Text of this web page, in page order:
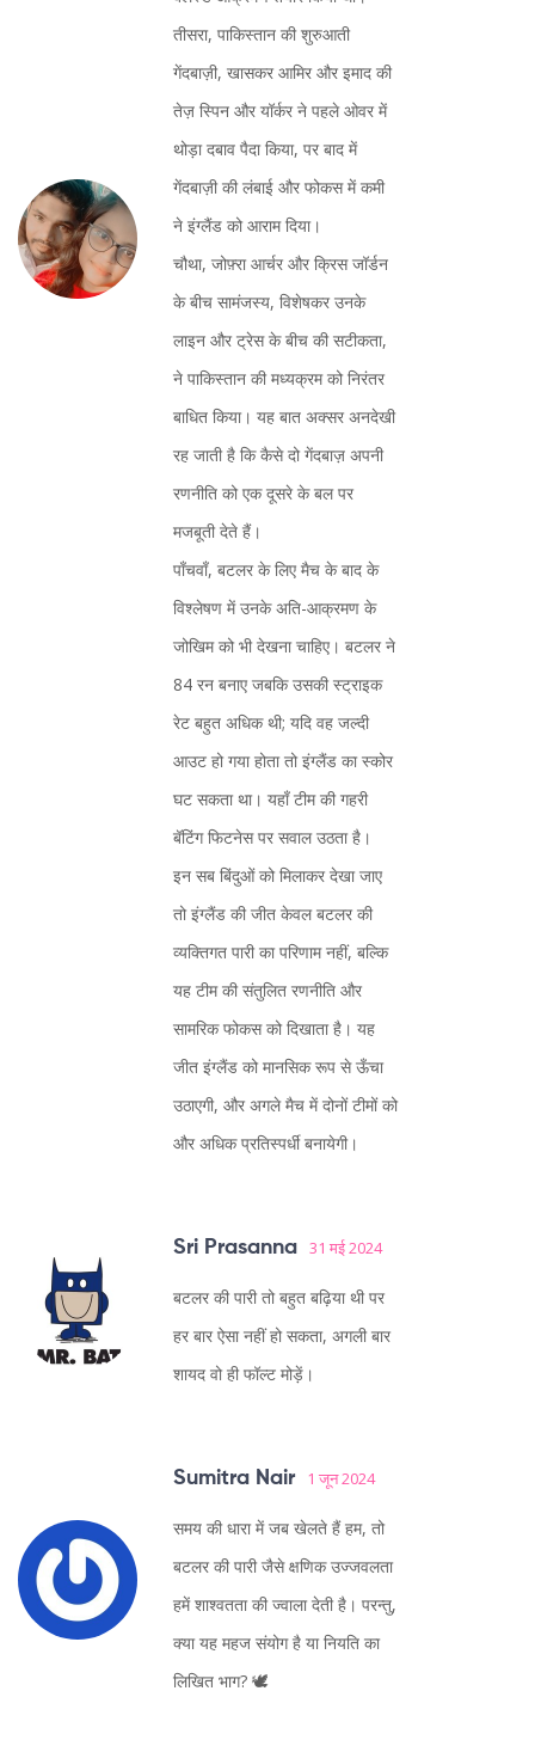
तीसरा, पाकिस्तान की शुरुआती
गेंदबाज़ी, खासकर आमिर और इमाद की
तेज़ स्पिन और यॉर्कर ने पहले ओवर में
थोड़ा दबाव पैदा किया, पर बाद में
गेंदबाज़ी की लंबाई और फोकस में कमी
ने इंग्लैंड को आराम दिया।
चौथा, जोफ़्रा आर्चर और क्रिस जॉर्डन
के बीच सामंजस्य, विशेषकर उनके
लाइन और ट्रेस के बीच की सटीकता,
ने पाकिस्तान की मध्यक्रम को निरंतर
बाधित किया। यह बात अक्सर अनदेखी
रह जाती है कि कैसे दो गेंदबाज़ अपनी
रणनीति को एक दूसरे के बल पर
मजबूती देते हैं।
पाँचवाँ, बटलर के लिए मैच के बाद के
विश्लेषण में उनके अति-आक्रमण के
जोखिम को भी देखना चाहिए। बटलर ने
84 रन बनाए जबकि उसकी स्ट्राइक
रेट बहुत अधिक थी; यदि वह जल्दी
आउट हो गया होता तो इंग्लैंड का स्कोर
घट सकता था। यहाँ टीम की गहरी
बॅटिंग फिटनेस पर सवाल उठता है।
इन सब बिंदुओं को मिलाकर देखा जाए
तो इंग्लैंड की जीत केवल बटलर की
व्यक्तिगत पारी का परिणाम नहीं, बल्कि
यह टीम की संतुलित रणनीति और
सामरिक फोकस को दिखाता है। यह
जीत इंग्लैंड को मानसिक रूप से ऊँचा
उठाएगी, और अगले मैच में दोनों टीमों को
और अधिक प्रतिस्पर्धी बनायेगी।
Sri Prasanna 31 मई 2024
बटलर की पारी तो बहुत बढ़िया थी पर
हर बार ऐसा नहीं हो सकता, अगली बार
शायद वो ही फॉल्ट मोड़ें।
Sumitra Nair 1 जून 2024
समय की धारा में जब खेलते हैं हम, तो
बटलर की पारी जैसे क्षणिक उज्जवलता
हमें शाश्वतता की ज्वाला देती है। परन्तु,
क्या यह महज संयोग है या नियति का
लिखित भाग? 🕊️